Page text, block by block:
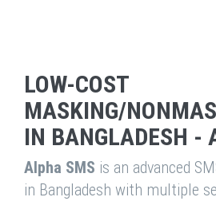
LOW-COST
MASKING/
IN BANGLADESH -
Alpha SMS is an advanced
in Bangladesh with multiple